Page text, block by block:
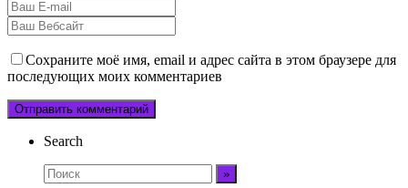
Сохраните моё имя, email и адрес сайта в этом браузере для
последующих моих комментариев
Search